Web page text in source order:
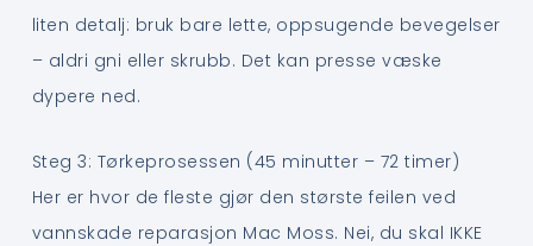
liten detalj: bruk bare lette, oppsugende bevegelser
– aldri gni eller skrubb. Det kan presse væske
dypere ned.
Steg 3: Tørkeprosessen (45 minutter – 72 timer)
Her er hvor de fleste gjør den største feilen ved
vannskade reparasjon Mac Moss. Nei, du skal IKKE